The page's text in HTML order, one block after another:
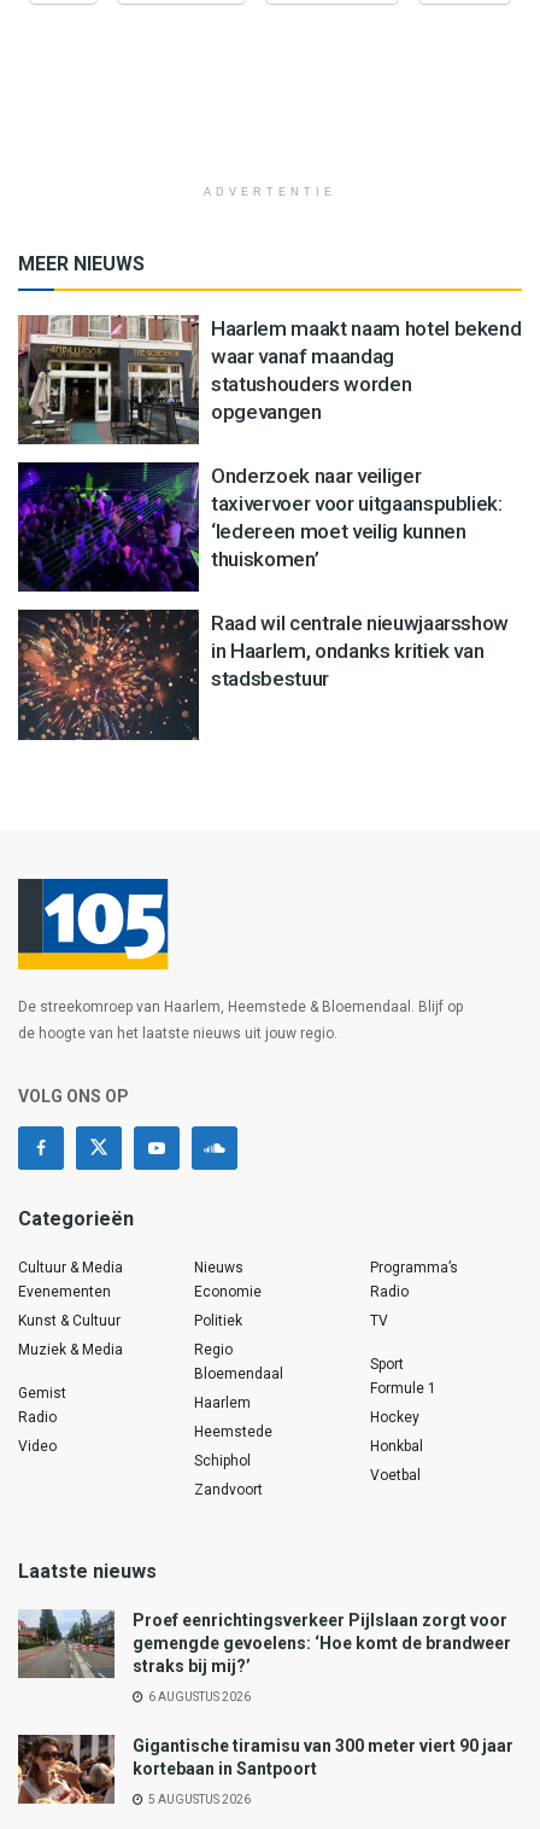
ADVERTENTIE
MEER NIEUWS
Haarlem maakt naam hotel bekend
waar vanaf maandag
statushouders worden
opgevangen
Onderzoek naar veiliger
taxivervoer voor uitgaanspubliek:
‘Iedereen moet veilig kunnen
thuiskomen’
Raad wil centrale nieuwjaarsshow
in Haarlem, ondanks kritiek van
stadsbestuur
De streekomroep van Haarlem, Heemstede & Bloemendaal. Blijf op
de hoogte van het laatste nieuws uit jouw regio.
VOLG ONS OP
Categorieën
Cultuur & Media
Evenementen
Kunst & Cultuur
Muziek & Media
Gemist
Radio
Video
Nieuws
Economie
Politiek
Regio
Bloemendaal
Haarlem
Heemstede
Schiphol
Zandvoort
Programma’s
Radio
TV
Sport
Formule 1
Hockey
Honkbal
Voetbal
Laatste nieuws
Proef eenrichtingsverkeer Pijlslaan zorgt voor
gemengde gevoelens: ‘Hoe komt de brandweer
straks bij mij?’
6 AUGUSTUS 2026
Gigantische tiramisu van 300 meter viert 90 jaar
kortebaan in Santpoort
5 AUGUSTUS 2026